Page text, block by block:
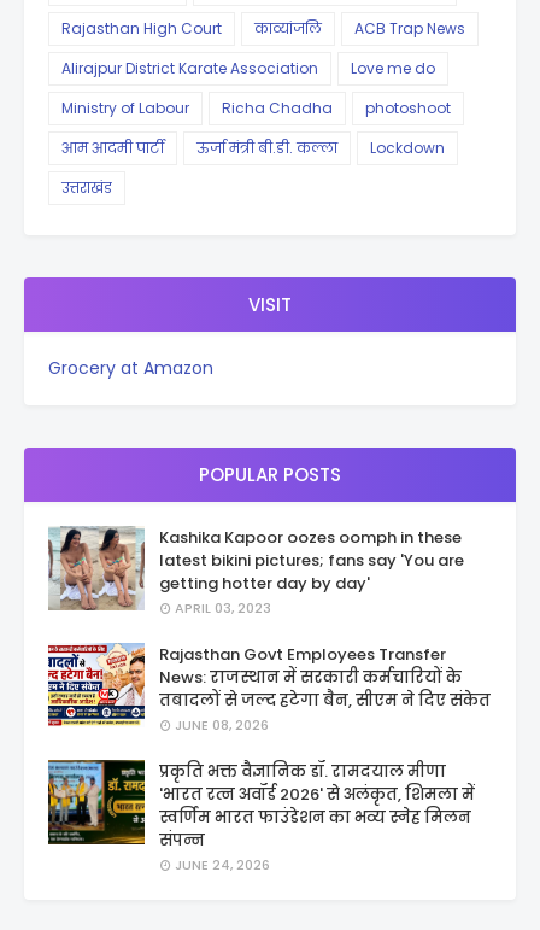
Rajasthan High Court
काव्यांजलि
ACB Trap News
Alirajpur District Karate Association
Love me do
Ministry of Labour
Richa Chadha
photoshoot
आम आदमी पार्टी
ऊर्जा मंत्री बी.डी. कल्ला
Lockdown
उत्तराखंड
VISIT
Grocery at Amazon
POPULAR POSTS
Kashika Kapoor oozes oomph in these
latest bikini pictures; fans say 'You are
getting hotter day by day'
APRIL 03, 2023
Rajasthan Govt Employees Transfer
News: राजस्थान में सरकारी कर्मचारियों के
तबादलों से जल्द हटेगा बैन, सीएम ने दिए संकेत
JUNE 08, 2026
प्रकृति भक्त वैज्ञानिक डॉ. रामदयाल मीणा
'भारत रत्न अवॉर्ड 2026' से अलंकृत, शिमला में
स्वर्णिम भारत फाउंडेशन का भव्य स्नेह मिलन
संपन्न
JUNE 24, 2026